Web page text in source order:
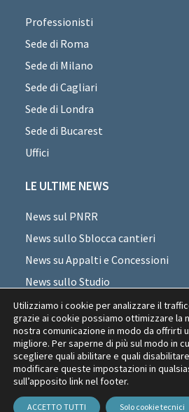
Professionisti
Sede di Roma
Sede di Milano
Sede di Cagliari
Sede di Londra
Sede di Bucarest
Uffici
LE ULTIME NEWS
News sul PNRR
News sullo Sblocca cantieri
News su Appalti e Concessioni
News sullo Studio
News sui professionisti
News di settore
News Appalti Romania
Copyright © 2026 Piselli & Partners
Privacy Policy
Cookie Policy Credits
Utilizziamo i cookie per analizzare il
grazie ai cookie possiamo ottimizzare la
nostra comunicazione in modo da offrirti
migliore. Per saperne di più sul modo in
scegliere quali abilitare e quali disabilitare
modificare queste impostazioni in
sull’apposito link nel footer.
ACCETTO TUTTI Solo cookie tecnici